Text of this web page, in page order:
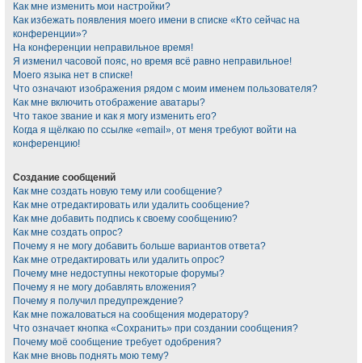
Как мне изменить мои настройки?
Как избежать появления моего имени в списке «Кто сейчас на
конференции»?
На конференции неправильное время!
Я изменил часовой пояс, но время всё равно неправильное!
Моего языка нет в списке!
Что означают изображения рядом с моим именем пользователя?
Как мне включить отображение аватары?
Что такое звание и как я могу изменить его?
Когда я щёлкаю по ссылке «email», от меня требуют войти на
конференцию!
Создание сообщений
Как мне создать новую тему или сообщение?
Как мне отредактировать или удалить сообщение?
Как мне добавить подпись к своему сообщению?
Как мне создать опрос?
Почему я не могу добавить больше вариантов ответа?
Как мне отредактировать или удалить опрос?
Почему мне недоступны некоторые форумы?
Почему я не могу добавлять вложения?
Почему я получил предупреждение?
Как мне пожаловаться на сообщения модератору?
Что означает кнопка «Сохранить» при создании сообщения?
Почему моё сообщение требует одобрения?
Как мне вновь поднять мою тему?